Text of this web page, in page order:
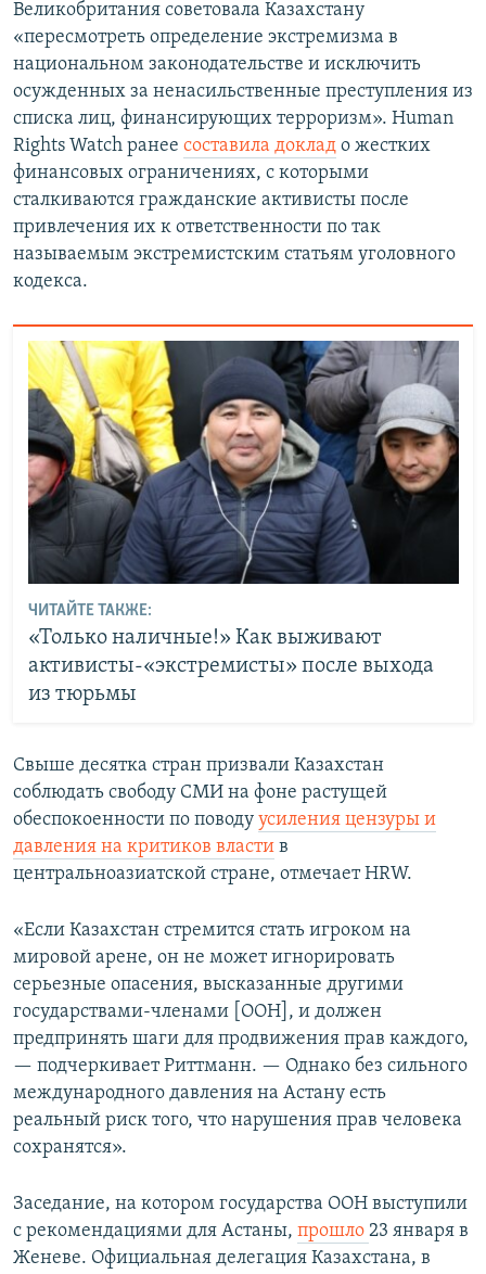
Великобритания советовала Казахстану
«пересмотреть определение экстремизма в
национальном законодательстве и исключить
осужденных за ненасильственные преступления из
списка лиц, финансирующих терроризм». Human
Rights Watch ранее составила доклад о жестких
финансовых ограничениях, с которыми
сталкиваются гражданские активисты после
привлечения их к ответственности по так
называемым экстремистским статьям уголовного
кодекса.
ЧИТАЙТЕ ТАКЖЕ:
«Только наличные!» Как выживают
активисты-«экстремисты» после выхода
из тюрьмы
Свыше десятка стран призвали Казахстан
соблюдать свободу СМИ на фоне растущей
обеспокоенности по поводу усиления цензуры и
давления на критиков власти в
центральноазиатской стране, отмечает HRW.
«Если Казахстан стремится стать игроком на
мировой арене, он не может игнорировать
серьезные опасения, высказанные другими
государствами-членами [ООН], и должен
предпринять шаги для продвижения прав каждого,
— подчеркивает Риттманн. — Однако без сильного
международного давления на Астану есть
реальный риск того, что нарушения прав человека
сохранятся».
Заседание, на котором государства ООН выступили
с рекомендациями для Астаны, прошло 23 января в
Женеве. Официальная делегация Казахстана, в